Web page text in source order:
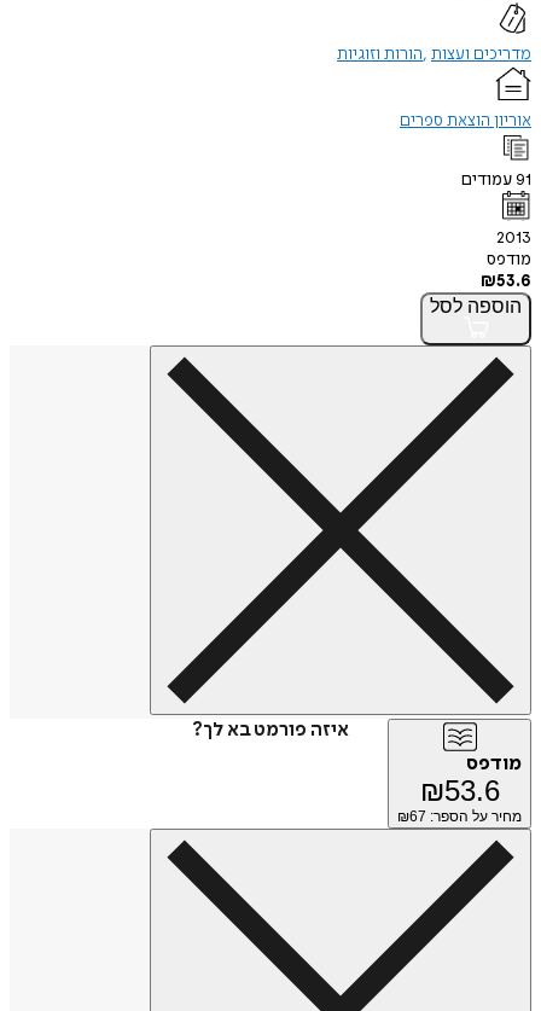
מדריכים ועצות הורות וזוגיות
אוריון הוצאת ספרים
91עמודים
2013
מודפס
₪53.6
הוספה לסל
איזה פורמט בא לך?
מודפס
₪53.6
מחיר על הספר: ₪ 67